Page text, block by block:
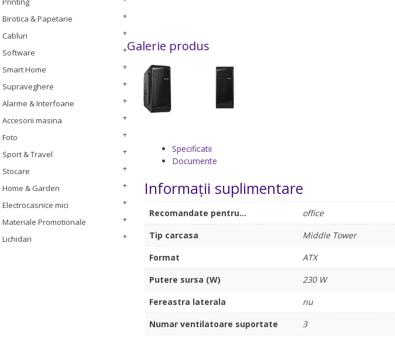
Birotica & Papetarie
Cabluri
Software
Smart Home
Supraveghere
Alarme & Interfoane
Accesorii masina
Foto
Sport & Travel
Stocare
Home & Garden
Electrocasnice mici
Materiale Promotionale
Lichidari
Galerie produs
Specificatii
Documente
Informații suplimentare
Recomandate pentru…
office
Tip carcasa
Middle Tower
Format
ATX
Putere sursa (W)
230 W
Fereastra laterala
nu
Numar ventilatoare suportate
3